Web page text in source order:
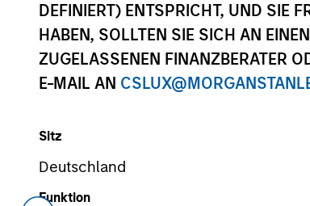
DEFINIERT) ENTSPRICHT, UND SIE
HABEN, SOLLTEN SIE SICH AN
ZUGELASSENEN FINANZBERATER
E-MAIL AN
Sitz
Deutschland
Funktion
Überblick
Überblick